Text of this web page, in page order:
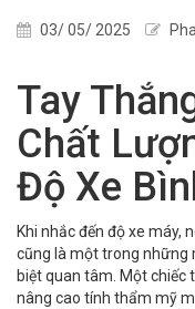
03/ 05/ 2025
Tay
Chất
Độ Xe
Khi nhắc đến độ xe máy,
cũng là một trong những
biệt quan tâm. Một chiếc
nâng cao tính thẩm mỹ